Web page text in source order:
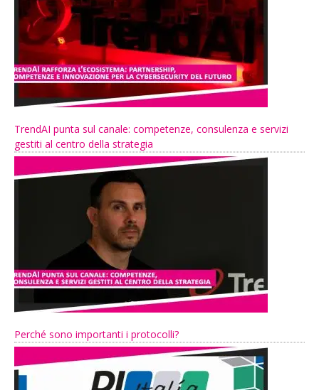
TrendAI punta sul canale: competenze, consulenza e servizi
gestiti al centro della strategia
Perché sono importanti i protocolli?